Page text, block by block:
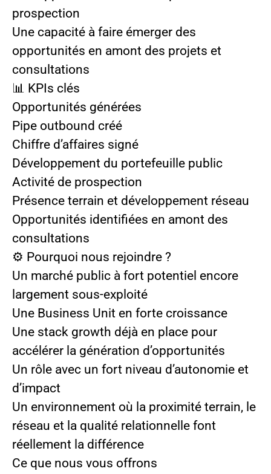
prospection
Une capacité à faire émerger des
opportunités en amont des projets et
consultations
📊 KPIs clés
Opportunités générées
Pipe outbound créé
Chiffre d’affaires signé
Développement du portefeuille public
Activité de prospection
Présence terrain et développement réseau
Opportunités identifiées en amont des
consultations
⚙️ Pourquoi nous rejoindre ?
Un marché public à fort potentiel encore
largement sous-exploité
Une Business Unit en forte croissance
Une stack growth déjà en place pour
accélérer la génération d’opportunités
Un rôle avec un fort niveau d’autonomie et
d’impact
Un environnement où la proximité terrain, le
réseau et la qualité relationnelle font
réellement la différence
Ce que nous vous offrons